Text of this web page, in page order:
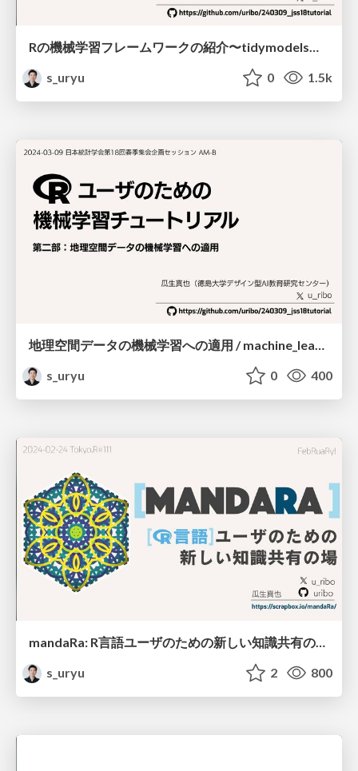
Rの機械学習フレームワークの紹介〜tidymodelsを中心に〜 / machine_learning_with_r2024
s_uryu
0 1.5k
s_uryu
0 400
mandaRa: R言語ユーザのための新しい知識共有の場 / mandara_tokyor111
s_uryu
2 800